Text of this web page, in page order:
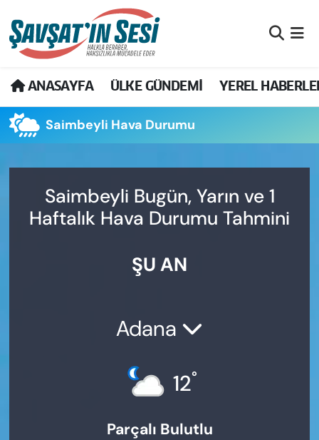
ANASAYFA ÜLKE GÜNDEMİ YEREL
Saimbeyli Hava Durumu
Saimbeyli Bugün, Yarın ve 1
Haftalık Hava Durumu Tahmini
ŞU AN
Adana
12°
Parçalı Bulutlu
Artvin Nöbetçi Eczaneler
Artvin Hava Durumu
Artvin Namaz Vakitleri
Puan Durumu ve Fikstür
Son Dakika Haberleri